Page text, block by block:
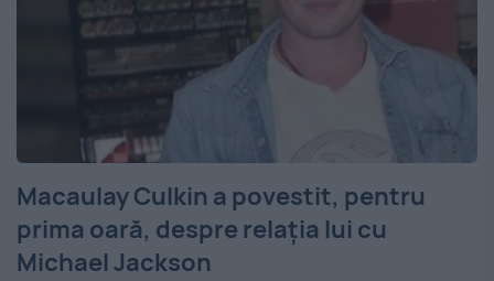
Macaulay Culkin a povestit, pentru
prima oară, despre relația lui cu
Michael Jackson